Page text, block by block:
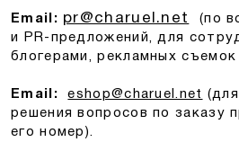
Email: pr@charuel.net (по
и PR-предложений, для
блогерами, рекламных съемок
Email: eshop@charuel.net
решения вопросов по заказу
его номер).